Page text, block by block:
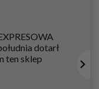
12. miesiąca
dotarł
ten sklep